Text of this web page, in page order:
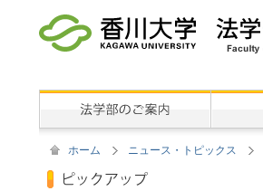
ホーム ニュース・トピックス